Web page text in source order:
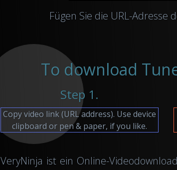
Fügen Sie die URL-
To download
Step 1.
Copy video link (URL address). Use device
clipboard or pen & paper, if you like.
VeryNinja ist ein Online-